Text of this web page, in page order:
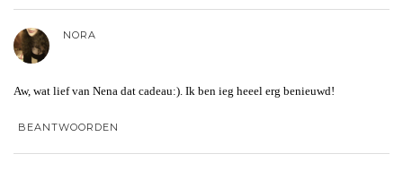
NORA
Aw, wat lief van Nena dat cadeau:). Ik ben ieg heeel erg benieuwd!
BEANTWOORDEN